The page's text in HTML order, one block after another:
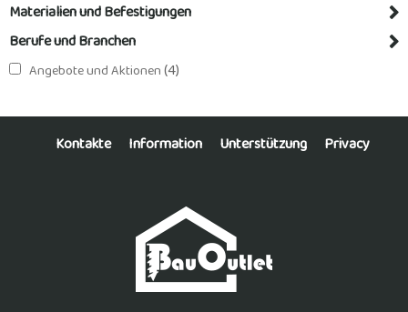
Materialien und Befestigungen
Berufe und Branchen
Angebote und Aktionen(4)
Kontakte Information Unterstützung Privacy